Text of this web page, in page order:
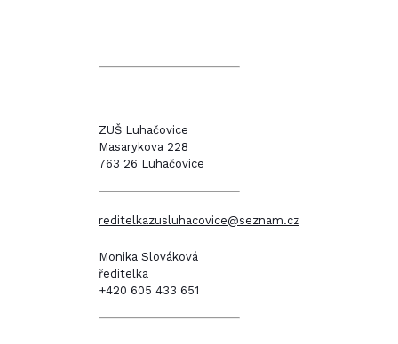
ZUŠ Luhačovice
Masarykova 228
763 26 Luhačovice
reditelkazusluhacovice@seznam.cz
Monika Slováková
ředitelka
+420 605 433 651